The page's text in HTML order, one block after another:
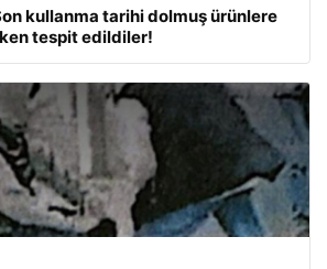
kullanma tarihi dolmuş ürünlere
tespit edildiler!